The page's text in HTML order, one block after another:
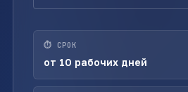
⏱ СРОК
от 10 рабочих дней